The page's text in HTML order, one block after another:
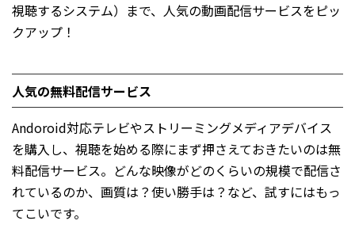
視聴するシステム）まで、人気の動画配信サービスをピッ
クアップ！
人気の無料配信サービス
Andoroid対応テレビやストリーミングメディアデバイス
を購入し、視聴を始める際にまず押さえておきたいのは無
料配信サービス。どんな映像がどのくらいの規模で配信さ
れているのか、画質は？使い勝手は？など、試すにはもっ
てこいです。